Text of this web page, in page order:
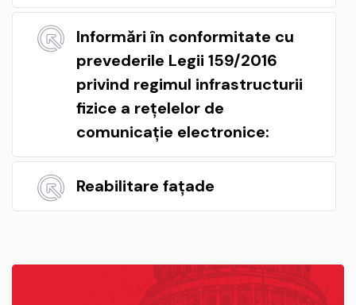
Informări în conformitate cu
prevederile Legii 159/2016
privind regimul infrastructurii
fizice a rețelelor de
comunicație electronice:
Reabilitare fațade